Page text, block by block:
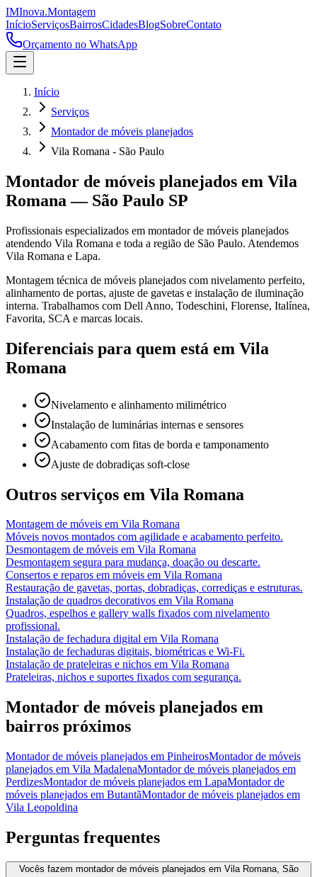
IMInova.Montagem
InícioServiçosBairrosCidadesBlogSobreContato
Orçamento no WhatsApp
Início
Serviços
Montador de móveis planejados
Vila Romana - São Paulo
Montador de móveis planejados em Vila
Romana — São Paulo SP
Profissionais especializados em montador de móveis planejados
atendendo Vila Romana e toda a região de São Paulo. Atendemos
Vila Romana e Lapa.
Montagem técnica de móveis planejados com nivelamento perfeito,
alinhamento de portas, ajuste de gavetas e instalação de iluminação
interna. Trabalhamos com Dell Anno, Todeschini, Florense, Italínea,
Favorita, SCA e marcas locais.
Diferenciais para quem está em Vila
Romana
Nivelamento e alinhamento milimétrico
Instalação de luminárias internas e sensores
Acabamento com fitas de borda e tamponamento
Ajuste de dobradiças soft-close
Outros serviços em Vila Romana
Montagem de móveis em Vila Romana
Móveis novos montados com agilidade e acabamento perfeito.
Desmontagem de móveis em Vila Romana
Desmontagem segura para mudança, doação ou descarte.
Consertos e reparos em móveis em Vila Romana
Restauração de gavetas, portas, dobradiças, corrediças e estruturas.
Instalação de quadros decorativos em Vila Romana
Quadros, espelhos e gallery walls fixados com nivelamento
profissional.
Instalação de fechadura digital em Vila Romana
Instalação de fechaduras digitais, biométricas e Wi-Fi.
Instalação de prateleiras e nichos em Vila Romana
Prateleiras, nichos e suportes fixados com segurança.
Montador de móveis planejados em
bairros próximos
Montador de móveis planejados em PinheirosMontador de móveis
planejados em Vila MadalenaMontador de móveis planejados em
PerdizesMontador de móveis planejados em LapaMontador de
móveis planejados em ButantãMontador de móveis planejados em
Vila Leopoldina
Perguntas frequentes
Vocês fazem montador de móveis planejados em Vila Romana, São